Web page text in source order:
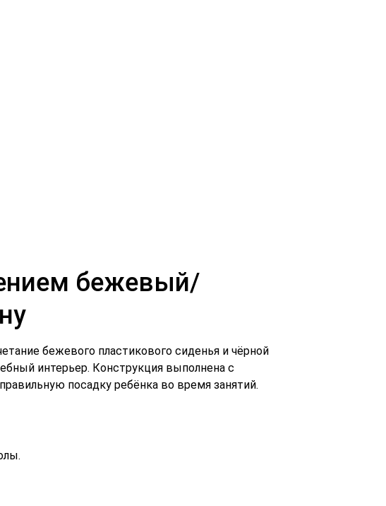
бежевый/
бежевого пластикового сиденья и чёрной
интерьер. Конструкция выполнена с
посадку ребёнка во время занятий.